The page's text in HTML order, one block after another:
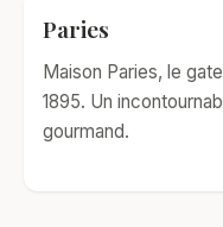
Paries
Maison Paries, le
1895. Un
gourmand.